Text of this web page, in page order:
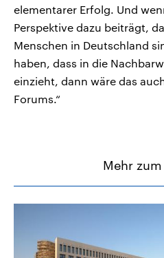
elementarer Erfolg. Und
Perspektive dazu beiträgt,
Menschen in Deutschland
haben, dass in die
einzieht, dann wäre das
Forums.“
Mehr